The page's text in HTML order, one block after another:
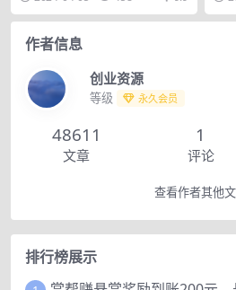
作者信息
创业资源
等级 永久会员
48611
文章
1
评论
查看作者其他
排行榜展示